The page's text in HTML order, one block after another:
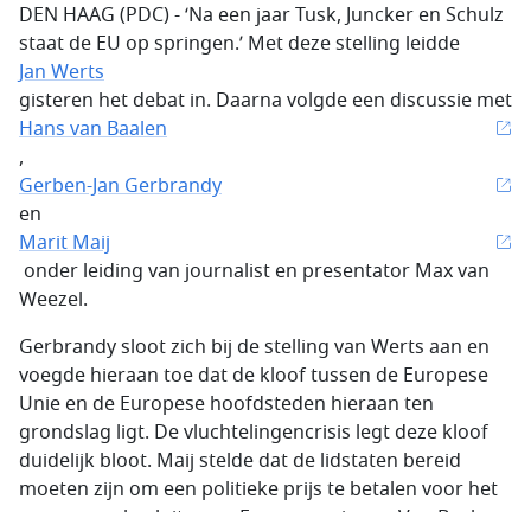
DEN HAAG (PDC) - ‘Na een jaar Tusk, Juncker en Schulz
staat de EU op springen.’ Met deze stelling leidde
Jan Werts
gisteren het debat in. Daarna volgde een discussie met
Hans van Baalen
,
Gerben-Jan Gerbrandy
en
Marit Maij
onder leiding van journalist en presentator Max van
Weezel.
Gerbrandy sloot zich bij de stelling van Werts aan en
voegde hieraan toe dat de kloof tussen de Europese
Unie en de Europese hoofdsteden hieraan ten
grondslag ligt. De vluchtelingencrisis legt deze kloof
duidelijk bloot. Maij stelde dat de lidstaten bereid
moeten zijn om een politieke prijs te betalen voor het